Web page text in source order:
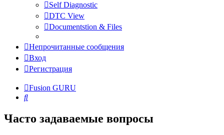
Self Diagnostic
DTC View
Documentstion & Files
Непрочитанные сообщения
Вход
Регистрация
Fusion GURU
Поиск
Часто задаваемые вопросы